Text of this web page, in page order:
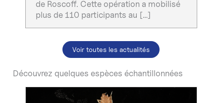
de Roscoff. Cette opération a mobilisé
plus de 110 participants au […]
Voir toutes les actualités
Découvrez quelques espèces échantillonnées